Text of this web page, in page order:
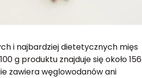
i najbardziej dietetycznych mięs
g produktu znajduje się około 156
zawiera węglowodanów ani